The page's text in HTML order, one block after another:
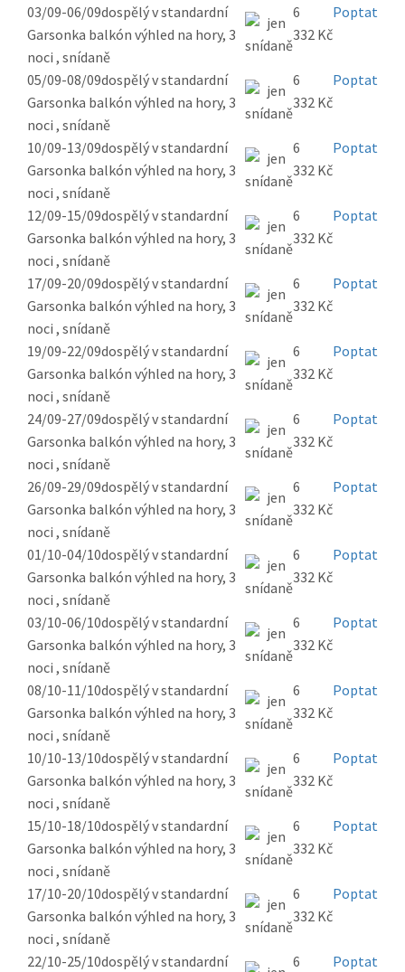
03/09-06/09dospělý v standardní
Garsonka balkón výhled na hory, 3
noci , snídaně
6
332 Kč
Poptat
05/09-08/09dospělý v standardní
Garsonka balkón výhled na hory, 3
noci , snídaně
6
332 Kč
Poptat
10/09-13/09dospělý v standardní
Garsonka balkón výhled na hory, 3
noci , snídaně
6
332 Kč
Poptat
12/09-15/09dospělý v standardní
Garsonka balkón výhled na hory, 3
noci , snídaně
6
332 Kč
Poptat
17/09-20/09dospělý v standardní
Garsonka balkón výhled na hory, 3
noci , snídaně
6
332 Kč
Poptat
19/09-22/09dospělý v standardní
Garsonka balkón výhled na hory, 3
noci , snídaně
6
332 Kč
Poptat
24/09-27/09dospělý v standardní
Garsonka balkón výhled na hory, 3
noci , snídaně
6
332 Kč
Poptat
26/09-29/09dospělý v standardní
Garsonka balkón výhled na hory, 3
noci , snídaně
6
332 Kč
Poptat
01/10-04/10dospělý v standardní
Garsonka balkón výhled na hory, 3
noci , snídaně
6
332 Kč
Poptat
03/10-06/10dospělý v standardní
Garsonka balkón výhled na hory, 3
noci , snídaně
6
332 Kč
Poptat
08/10-11/10dospělý v standardní
Garsonka balkón výhled na hory, 3
noci , snídaně
6
332 Kč
Poptat
10/10-13/10dospělý v standardní
Garsonka balkón výhled na hory, 3
noci , snídaně
6
332 Kč
Poptat
15/10-18/10dospělý v standardní
Garsonka balkón výhled na hory, 3
noci , snídaně
6
332 Kč
Poptat
17/10-20/10dospělý v standardní
Garsonka balkón výhled na hory, 3
noci , snídaně
6
332 Kč
Poptat
22/10-25/10dospělý v standardní
6
Poptat